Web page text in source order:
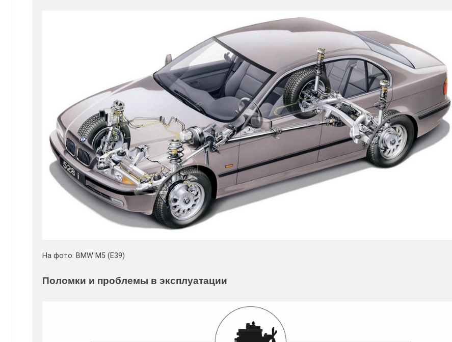
На фото: BMW M5 (E39)
Поломки и проблемы в эксплуатации